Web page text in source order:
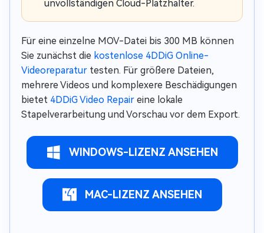
unvollständigen Cloud-Platzhalter.
Für eine einzelne MOV-Datei bis 300 MB können
Sie zunächst die kostenlose 4DDiG Online-
Videoreparatur testen. Für größere Dateien,
mehrere Videos und komplexere Beschädigungen
bietet 4DDiG Video Repair eine lokale
Stapelverarbeitung und Vorschau vor dem Export.
WINDOWS-LIZENZ ANSEHEN
MAC-LIZENZ ANSEHEN